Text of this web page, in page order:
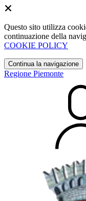
Questo sito utilizza
continuazione della
COOKIE POLICY
Continua la navigazione
Regione Piemonte